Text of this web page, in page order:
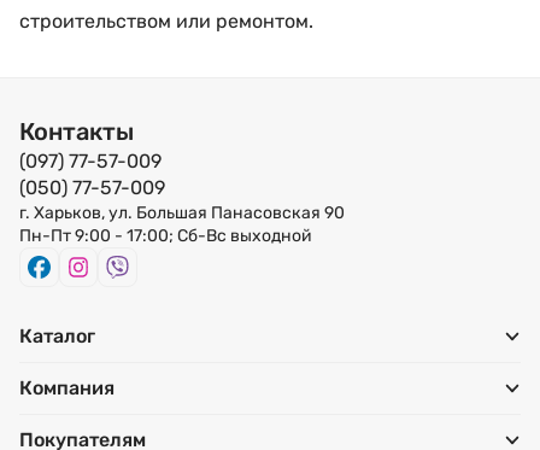
строительством или ремонтом.
Контакты
(097) 77-57-009
(050) 77-57-009
г. Харьков, ул. Большая Панасовская 90
Пн-Пт 9:00 - 17:00; Сб-Вс выходной
Каталог
Компания
Покупателям